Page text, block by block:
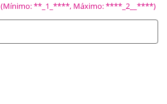
(Mínimo: **_1_****, Máximo: ****_2__****)